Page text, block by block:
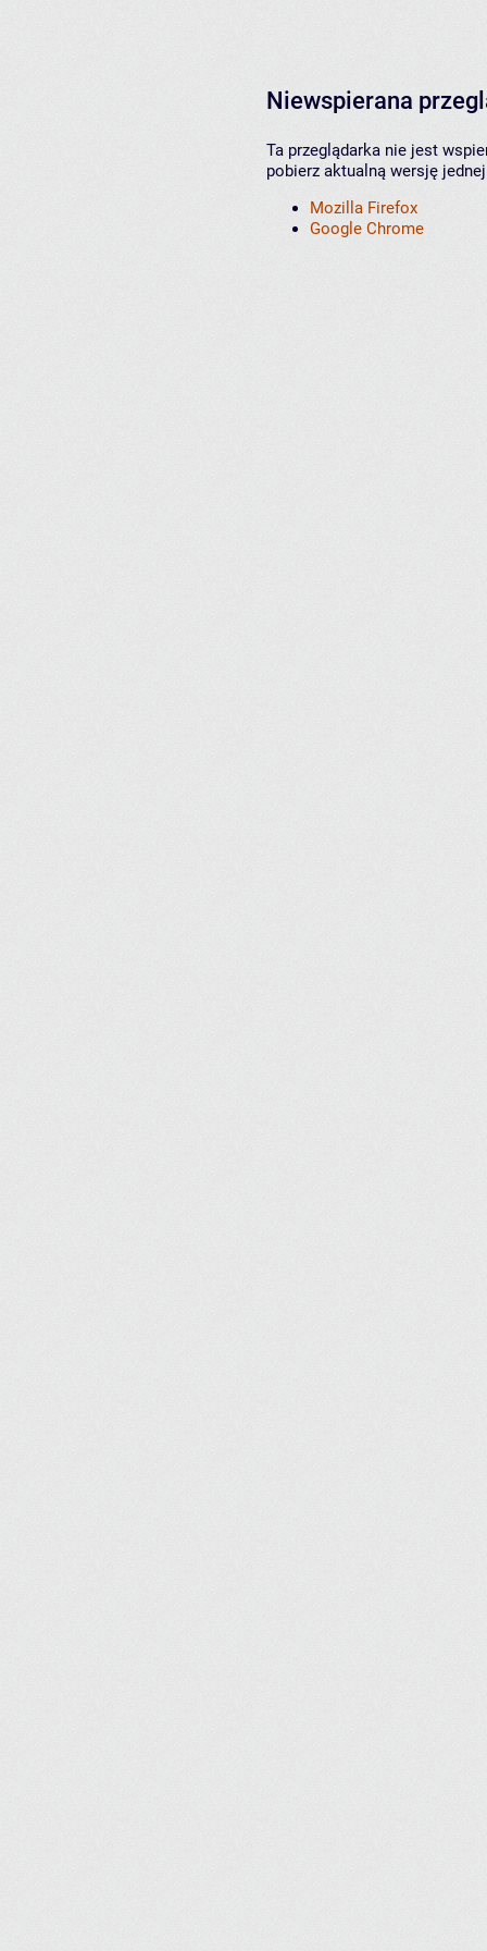
Niewspierana
Ta przeglądarka nie jest
pobierz aktualną wersję
Mozilla Firefox
Google Chrome